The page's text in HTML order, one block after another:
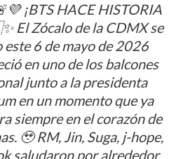
¡BTS HACE HISTORIA
El Zócalo de la CDMX se
6 de mayo de 2026
en uno de los balcones
junto a la presidenta
en un momento que ya
siempre en el corazón de
🥹 RM, Jin, Suga, j-hope,
saludaron por alrededor